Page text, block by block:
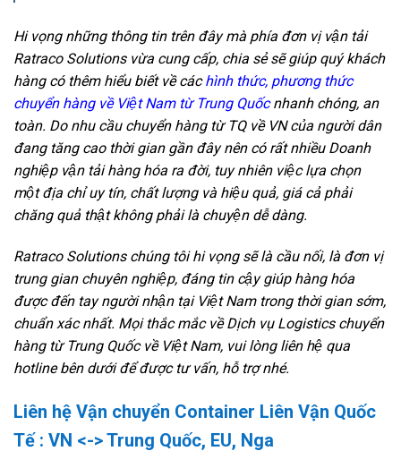
Hi vọng những thông tin trên đây mà phía đơn vị vận tải
Ratraco Solutions vừa cung cấp, chia sẻ sẽ giúp quý khách
hàng có thêm hiểu biết về cáchình thức, phương thức
chuyển hàng về Việt Nam từ Trung Quốcnhanh chóng, an
toàn. Do nhu cầu chuyển hàng từ TQ về VN của người dân
đang tăng cao thời gian gần đây nên có rất nhiều Doanh
nghiệp vận tải hàng hóa ra đời, tuy nhiên việc lựa chọn
một địa chỉ uy tín, chất lượng và hiệu quả, giá cả phải
chăng quả thật không phải là chuyện dễ dàng.
Ratraco Solutions chúng tôi hi vọng sẽ là cầu nối, là đơn vị
trung gian chuyên nghiệp, đáng tin cậy giúp hàng hóa
được đến tay người nhận tại Việt Nam trong thời gian sớm,
chuẩn xác nhất. Mọi thắc mắc về Dịch vụ Logistics chuyển
hàng từ Trung Quốc về Việt Nam, vui lòng liên hệ qua
hotline bên dưới để được tư vấn, hỗ trợ nhé.
Liên hệ Vận chuyển Container Liên Vận Quốc
Tế : VN <-> Trung Quốc, EU, Nga